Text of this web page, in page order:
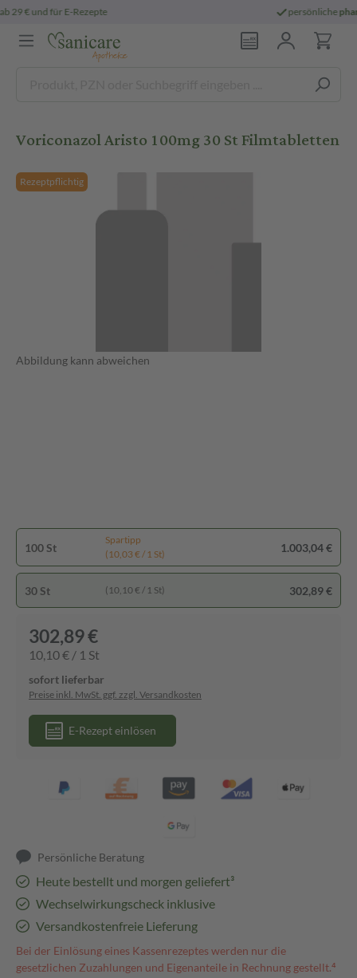
pharmazeutische Beratung
Voriconazol Aristo 100mg 30 St Filmtabletten
Rezeptpflichtig
Abbildung kann abweichen
100 St
Spartipp
(10,03 € / 1 St)
1.003,04 €
30 St (10,10 € / 1 St) 302,89 €
302,89 €
10,10 € / 1 St
sofort lieferbar
Preise inkl. MwSt. ggf. zzgl. Versandkosten
E-Rezept einlösen
Persönliche Beratung
Heute bestellt und morgen geliefert³
Wechselwirkungscheck inklusive
Versandkostenfreie Lieferung
Bei der Einlösung eines Kassenrezeptes werden nur die
gesetzlichen Zuzahlungen und Eigenanteile in Rechnung gestellt.⁴